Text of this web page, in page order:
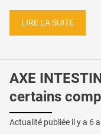
LIRE LA SUITE
AXE
certains
Actualité publiée il y a 6